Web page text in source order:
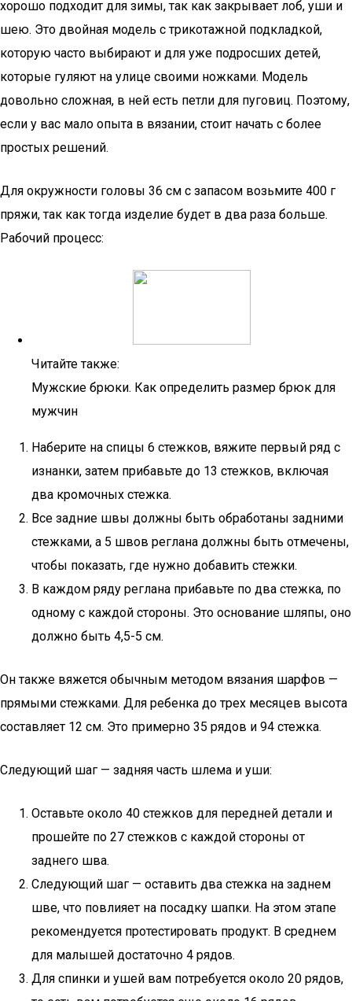
хорошо подходит для зимы, так как закрывает лоб, уши и
шею. Это двойная модель с трикотажной подкладкой,
которую часто выбирают и для уже подросших детей,
которые гуляют на улице своими ножками. Модель
довольно сложная, в ней есть петли для пуговиц. Поэтому,
если у вас мало опыта в вязании, стоит начать с более
простых решений.
Для окружности головы 36 см с запасом возьмите 400 г
пряжи, так как тогда изделие будет в два раза больше.
Рабочий процесс:
Читайте также:
Мужские брюки. Как определить размер брюк для
мужчин
Наберите на спицы 6 стежков, вяжите первый ряд с
изнанки, затем прибавьте до 13 стежков, включая
два кромочных стежка.
Все задние швы должны быть обработаны задними
стежками, а 5 швов реглана должны быть отмечены,
чтобы показать, где нужно добавить стежки.
В каждом ряду реглана прибавьте по два стежка, по
одному с каждой стороны. Это основание шляпы, оно
должно быть 4,5-5 см.
Он также вяжется обычным методом вязания шарфов —
прямыми стежками. Для ребенка до трех месяцев высота
составляет 12 см. Это примерно 35 рядов и 94 стежка.
Следующий шаг — задняя часть шлема и уши:
Оставьте около 40 стежков для передней детали и
прошейте по 27 стежков с каждой стороны от
заднего шва.
Следующий шаг — оставить два стежка на заднем
шве, что повлияет на посадку шапки. На этом этапе
рекомендуется протестировать продукт. В среднем
для малышей достаточно 4 рядов.
Для спинки и ушей вам потребуется около 20 рядов,